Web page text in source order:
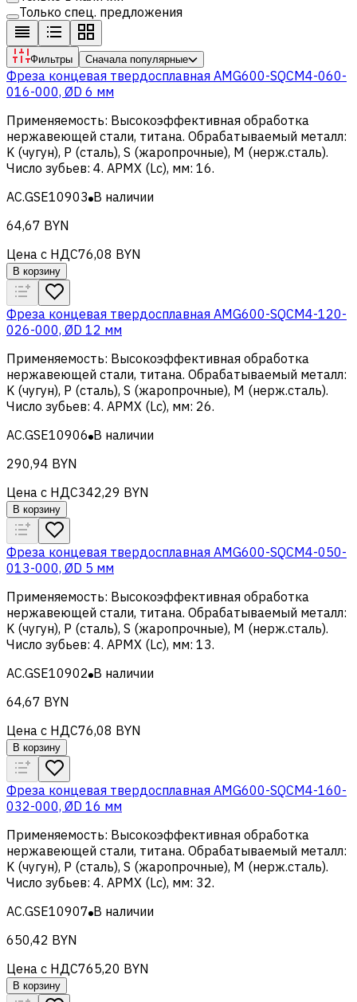
Только спец. предложения
Фильтры Сначала популярные
Фреза концевая твердосплавная AMG600-SQCM4-060-
016-000, ØD 6 мм
Применяемость: Высокоэффективная обработка
нержавеющей стали, титана. Обрабатываемый металл:
K (чугун), Р (сталь), S (жаропрочные), M (нерж.сталь).
Число зубьев: 4. APMX (Lc), мм: 16.
AC.GSE10903 В наличии
64,67 BYN
Цена с НДС76,08 BYN
В корзину
Фреза концевая твердосплавная AMG600-SQCM4-120-
026-000, ØD 12 мм
Применяемость: Высокоэффективная обработка
нержавеющей стали, титана. Обрабатываемый металл:
K (чугун), Р (сталь), S (жаропрочные), M (нерж.сталь).
Число зубьев: 4. APMX (Lc), мм: 26.
AC.GSE10906 В наличии
290,94 BYN
Цена с НДС342,29 BYN
В корзину
Фреза концевая твердосплавная AMG600-SQCM4-050-
013-000, ØD 5 мм
Применяемость: Высокоэффективная обработка
нержавеющей стали, титана. Обрабатываемый металл:
K (чугун), Р (сталь), S (жаропрочные), M (нерж.сталь).
Число зубьев: 4. APMX (Lc), мм: 13.
AC.GSE10902 В наличии
64,67 BYN
Цена с НДС76,08 BYN
В корзину
Фреза концевая твердосплавная AMG600-SQCM4-160-
032-000, ØD 16 мм
Применяемость: Высокоэффективная обработка
нержавеющей стали, титана. Обрабатываемый металл:
K (чугун), Р (сталь), S (жаропрочные), M (нерж.сталь).
Число зубьев: 4. APMX (Lc), мм: 32.
AC.GSE10907 В наличии
650,42 BYN
Цена с НДС765,20 BYN
В корзину